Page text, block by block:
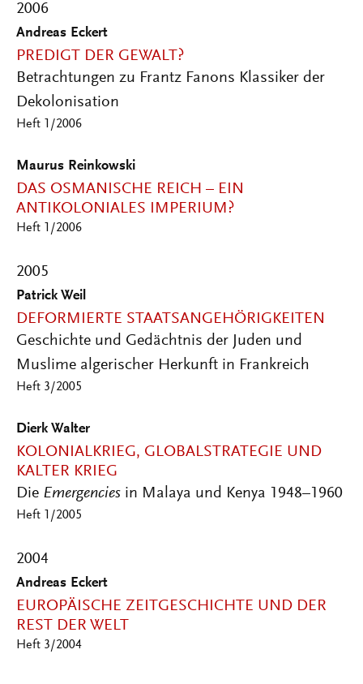
2006
Andreas Eckert
PREDIGT DER GEWALT?
Betrachtungen zu Frantz Fanons Klassiker der
Dekolonisation
Heft 1/2006
Maurus Reinkowski
DAS OSMANISCHE REICH – EIN
ANTIKOLONIALES IMPERIUM?
Heft 1/2006
2005
Patrick Weil
DEFORMIERTE STAATSANGEHÖRIGKEITEN
Geschichte und Gedächtnis der Juden und
Muslime algerischer Herkunft in Frankreich
Heft 3/2005
Dierk Walter
KOLONIALKRIEG, GLOBALSTRATEGIE UND
KALTER KRIEG
Die Emergencies in Malaya und Kenya 1948–1960
Heft 1/2005
2004
Andreas Eckert
EUROPÄISCHE ZEITGESCHICHTE UND DER
REST DER WELT
Heft 3/2004